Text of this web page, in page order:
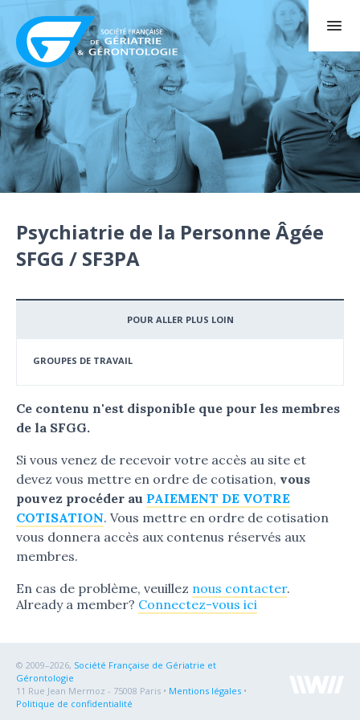
Psychiatrie de la Personne Âgée
SFGG / SF3PA
POUR ALLER PLUS LOIN
GROUPES DE TRAVAIL
Ce contenu n'est disponible que pour les membres
de la SFGG.
Si vous venez de recevoir votre accès au site et
devez vous mettre en ordre de cotisation, vous
pouvez procéder au PAIEMENT DE VOTRE
COTISATION. Vous mettre en ordre de cotisation
vous donnera accès aux contenus réservés aux
membres.
En cas de problème, veuillez nous contacter.
Already a member? Connectez-vous ici
© 2009–2026, Société Française de Gériatrie et
Gérontologie
11 Rue Jean Mermoz - 75008 Paris • Mentions légales •
Politique de confidentialité